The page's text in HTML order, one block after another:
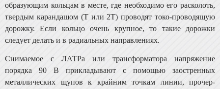
образующим кольцам в месте, где необходимо его раско­лоть,
твердым карандашом (Т или 2Т) проводят токо-проводящую
дорожку. Если кольцо очень крупное, то та­кие дорожки
следует делать и в радиальных направле­ниях.
Снимаемое с ЛАТРа или трансформатора напряже­ние
порядка 90 В прикладывают с помощью заостренных
металлических щупов к крайним точкам линии, прочер­